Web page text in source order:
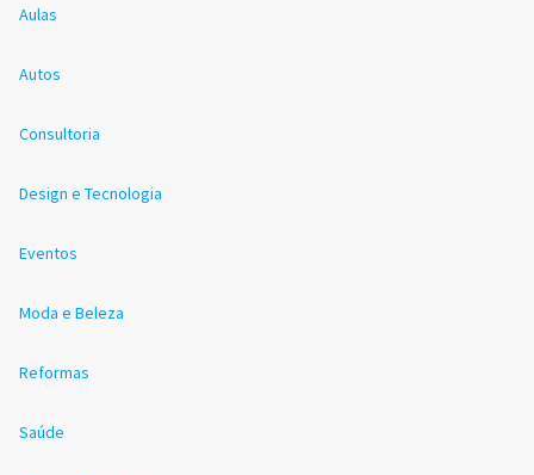
Aulas
Autos
Consultoria
Design e Tecnologia
Eventos
Moda e Beleza
Reformas
Saúde